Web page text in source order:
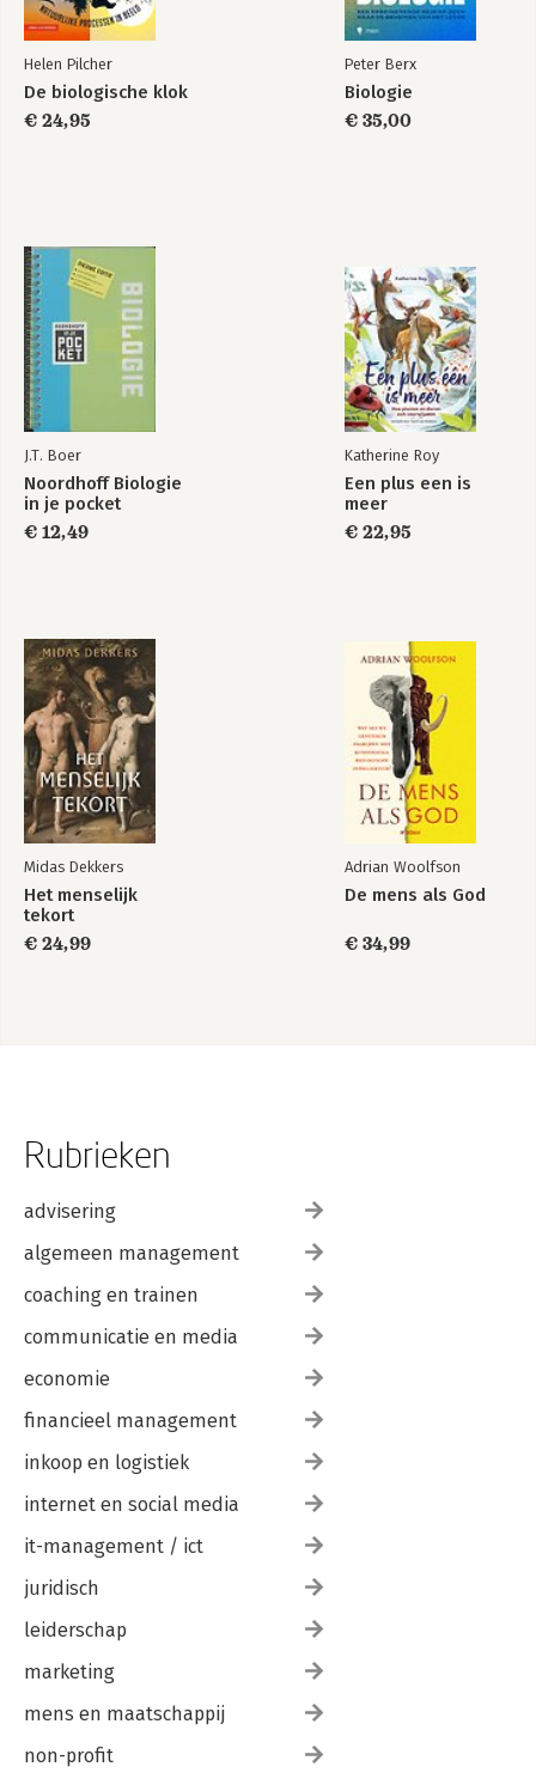
Enough to Know
How Smart Animals
Are?
Bekijk alle boeken
Helen Pilcher
De biologische klok
€ 24,95
Peter Berx
Biologie
€ 35,00
J.T. Boer
Noordhoff Biologie
in je pocket
€ 12,49
Katherine Roy
Een plus een is
meer
€ 22,95
Midas Dekkers
Het menselijk
tekort
€ 24,99
Adrian Woolfson
De mens als God
€ 34,99
Rubrieken
advisering
algemeen management
coaching en trainen
communicatie en media
economie
financieel management
inkoop en logistiek
internet en social media
it-management / ict
juridisch
leiderschap
marketing
mens en maatschappij
non-profit